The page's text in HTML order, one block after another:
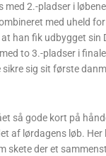
med 2.-pladser i
med uheld
han fik udbygget sin
to 3.-pladser i
sig sit første
så gode kort på
af lørdagens løb. Her
skete der et